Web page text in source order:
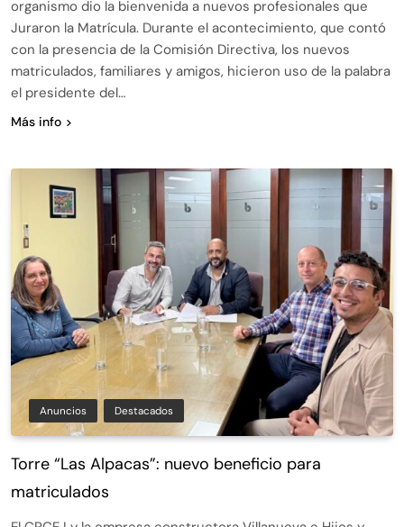
organismo dio la bienvenida a nuevos profesionales que
Juraron la Matrícula. Durante el acontecimiento, que contó
con la presencia de la Comisión Directiva, los nuevos
matriculados, familiares y amigos, hicieron uso de la palabra
el presidente del…
Más info
Anuncios Destacados
Torre “Las Alpacas”: nuevo beneficio para
matriculados